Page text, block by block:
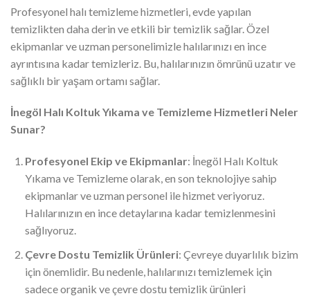
Profesyonel halı temizleme hizmetleri, evde yapılan
temizlikten daha derin ve etkili bir temizlik sağlar. Özel
ekipmanlar ve uzman personelimizle halılarınızı en ince
ayrıntısına kadar temizleriz. Bu, halılarınızın ömrünü uzatır ve
sağlıklı bir yaşam ortamı sağlar.
İnegöl Halı Koltuk Yıkama ve Temizleme Hizmetleri Neler
Sunar?
Profesyonel Ekip ve Ekipmanlar: İnegöl Halı Koltuk
Yıkama ve Temizleme olarak, en son teknolojiye sahip
ekipmanlar ve uzman personel ile hizmet veriyoruz.
Halılarınızın en ince detaylarına kadar temizlenmesini
sağlıyoruz.
Çevre Dostu Temizlik Ürünleri: Çevreye duyarlılık bizim
için önemlidir. Bu nedenle, halılarınızı temizlemek için
sadece organik ve çevre dostu temizlik ürünleri